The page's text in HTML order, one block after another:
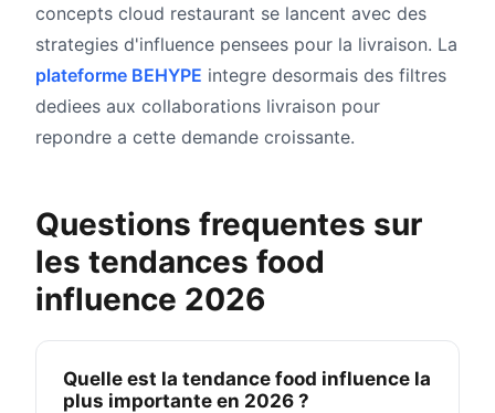
concepts cloud restaurant se lancent avec des
strategies d'influence pensees pour la livraison. La
plateforme BEHYPE integre desormais des filtres
dediees aux collaborations livraison pour
repondre a cette demande croissante.
Questions frequentes sur
les tendances food
influence 2026
Quelle est la tendance food influence la
plus importante en 2026 ?